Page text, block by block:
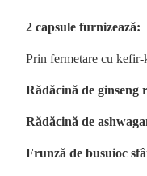
2 capsule furnizează:
Prin fermetare cu kefir-
Rădăcină de ginseng
Rădăcină de
Frunză de busuioc